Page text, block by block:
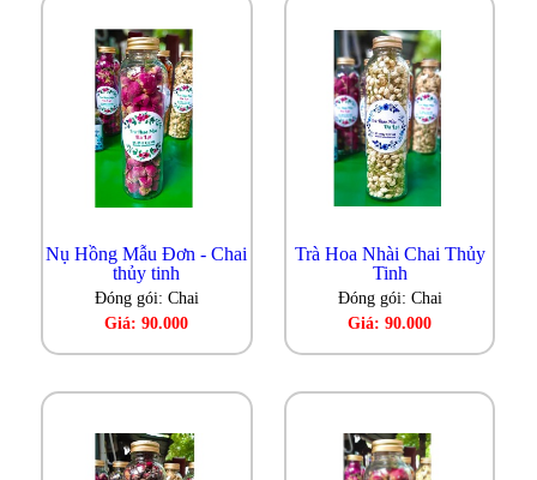
Nụ Hồng Mẫu Đơn - Chai
thủy tinh
Đóng gói: Chai
Giá: 90.000
Trà Hoa Nhài Chai Thủy
Tinh
Đóng gói: Chai
Giá: 90.000